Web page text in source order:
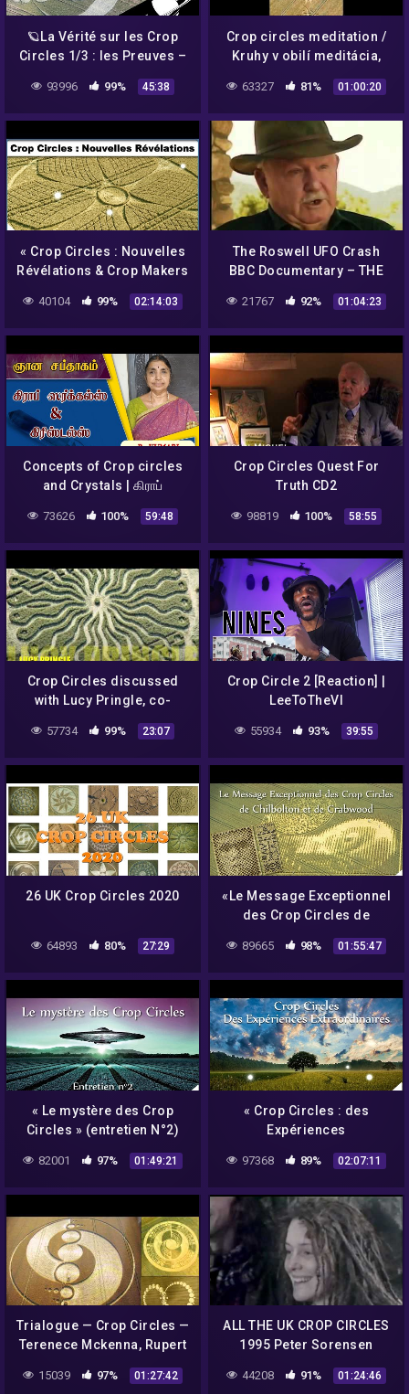
🪐La Vérité sur les Crop
Circles 1/3 : les Preuves –
93996 99% 45:38
Crop circles meditation /
Kruhy v obilí meditácia,
63327 81% 01:00:20
« Crop Circles : Nouvelles
Révélations & Crop Makers
Deïmian – NURÉA TV
40104 99% 02:14:03
The Roswell UFO Crash
BBC Documentary – THE
21767 92% 01:04:23
Concepts of Crop circles
and Crystals | கிராப்
விளக்கம் | B. Kumari
73626 100% 59:48
Crop Circles Quest For
Truth CD2
98819 100% 58:55
Crop Circles discussed
with Lucy Pringle, co-
crop circles studies
57734 99% 23:07
Crop Circle 2 [Reaction] |
LeeToTheVI
55934 93% 39:55
26 UK Crop Circles 2020
64893 80% 27:29
«Le Message Exceptionnel
des Crop Circles de
avec Daniel Harran –
89665 98% 01:55:47
« Le mystère des Crop
Circles » (entretien N°2)
NURÉA TV
82001 97% 01:49:21
« Crop Circles : des
Expériences
Umberto Molinaro –
97368 89% 02:07:11
Trialogue — Crop Circles —
Terenece Mckenna, Rupert
15039 97% 01:27:42
ALL THE UK CROP CIRCLES
1995 Peter Sorensen
44208 91% 01:24:46